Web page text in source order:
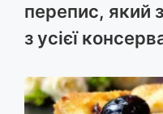
перепис, який
з усієї